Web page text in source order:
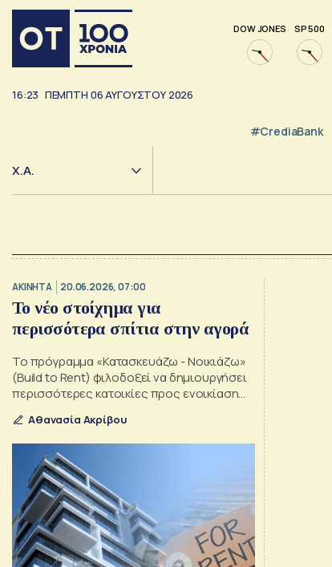
DOW JONES SP 500
16:23 ΠΕΜΠΤΗ 06ΑΥΓΟΥΣΤΟΥ 2026
#CrediaBank
Χ.Α.
ΑΚΙΝΗΤΑ 20.06.2026, 07:00
Το νέο στοίχημα για
περισσότερα σπίτια στην αγορά
Το πρόγραμμα «Κατασκευάζω - Νοικιάζω»
(Build to Rent) φιλοδοξεί να δημιουργήσει
περισσότερες κατοικίες προς ενοικίαση
ακινήτων στην αγορά
Αθανασία Ακρίβου